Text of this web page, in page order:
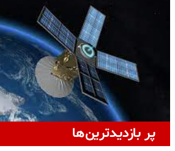
پر بازدیدترین‌ها